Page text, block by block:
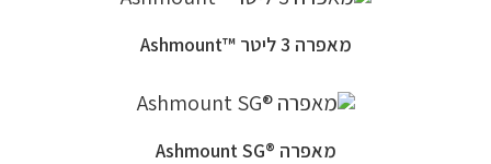
מאפרה 3 ליטר ™Ashmount
מאפרה ®Ashmount SG